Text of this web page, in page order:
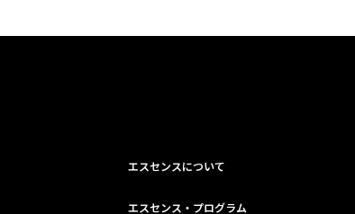
エスセンスについて
エスセンス・プログラム